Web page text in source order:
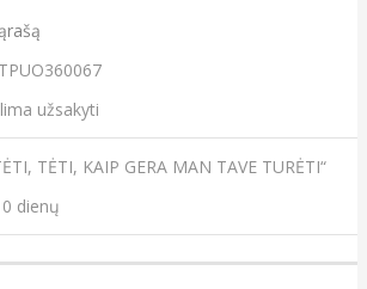
užsakyti
TĖTI, KAIP GERA MAN TAVE TURĖTI“
dienų